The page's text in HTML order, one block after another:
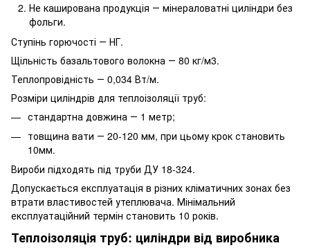
Не каширована продукція ― мінераловатні циліндри без
фольги.
Ступінь горючості ― НГ.
Щільність базальтового волокна ― 80 кг/м3.
Теплопровідність ― 0,034 Вт/м.
Розміри циліндрів для теплоізоляції труб:
стандартна довжина ― 1 метр;
товщина вати ― 20-120 мм, при цьому крок становить
10мм.
Вироби підходять під труби ДУ 18-324.
Допускається експлуатація в різних кліматичних зонах без
втрати властивостей утеплювача. Мінімальний
експлуатаційний термін становить 10 років.
Теплоізоляція труб: циліндри від виробника